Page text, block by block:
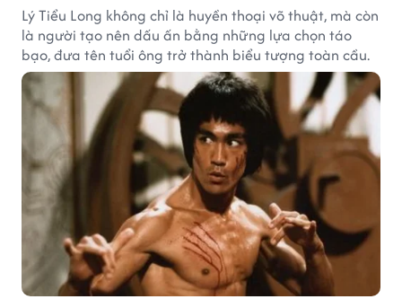
Lý Tiểu Long không chỉ là huyền thoại võ thuật, mà còn
là người tạo nên dấu ấn bằng những lựa chọn táo
bạo, đưa tên tuổi ông trở thành biểu tượng toàn cầu.